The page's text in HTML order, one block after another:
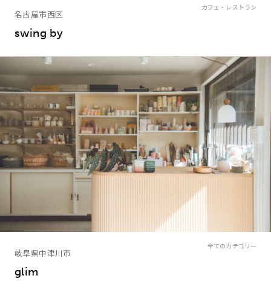
swing by
名古屋市西区
カフェ・レストラン
glim
岐阜県中津川市
全てのカテゴリー